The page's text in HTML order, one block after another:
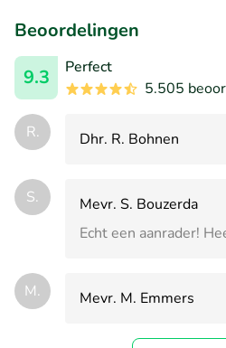
Beoordelingen
9.3
Perfect
5.505
R. Dhr. R. Bohnen
S.
Mevr. S. Bouzerda
Echt een aanrader!
M. Mevr. M. Emmers